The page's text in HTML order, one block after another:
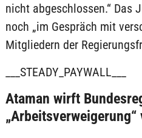
nicht abgeschlossen.“ Das
noch „im Gespräch mit
Mitgliedern der
___STEADY_PAYWALL___
Ataman wirft
„Arbeitsverweigerung“